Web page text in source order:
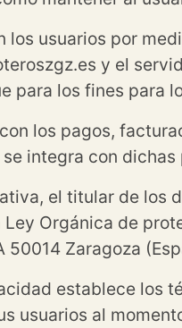
los usuarios por
y el
para los fines para
los pagos,
integra con
el titular de los
Orgánica de
50014 Zaragoza
establece los
usuarios al